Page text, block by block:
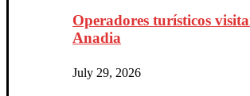
Operadores turísticos
Anadia
July 29, 2026